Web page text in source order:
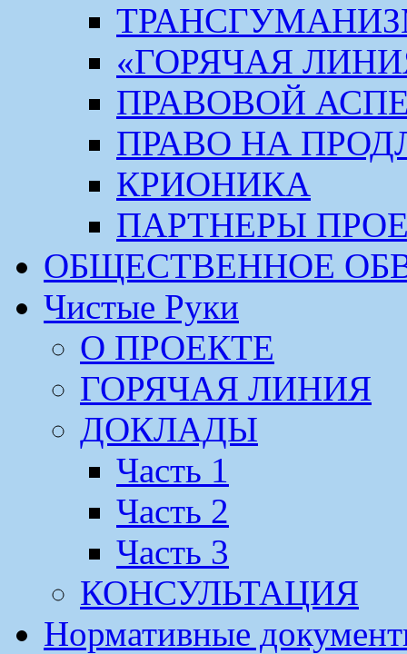
«ГОРЯЧАЯ
ПРАВОВОЙ
ПРАВО НА
КРИОНИКА
ПАРТНЕРЫ
ОБЩЕСТВЕННОЕ
Чистые Руки
О ПРОЕКТЕ
ГОРЯЧАЯ ЛИНИЯ
ДОКЛАДЫ
Часть 1
Часть 2
Часть 3
КОНСУЛЬТАЦИЯ
Нормативные